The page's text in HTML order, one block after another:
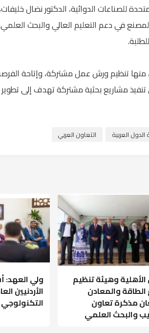
للصناعات الدوائية، الدكتور نضال
في دعم التعليم العالي والبحث
منها تنظيم ورش عمل مشتركة، وإتاحة
تنفيذ مشاريع بحثية مشتركة تهدف إلى
العربية التعاون العربي
وهيئة تنظيم
والمعادن
مذكرة تعاون
والبحث العلمي
ولي العهد:
الأردنيين